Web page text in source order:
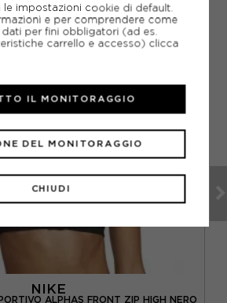
NIKE
ALPHAS FRONT ZIP HIGH NERO
le impostazioni cookie di default.
e per comprendere come
per fini obbligatori (ad es.
carrello e accesso) clicca
CHIUDI
DEL MONITORAGGIO
IL MONITORAGGIO